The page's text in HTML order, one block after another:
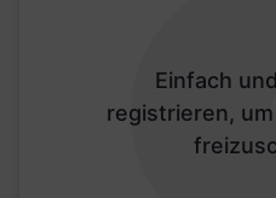
Einfach
registrieren,